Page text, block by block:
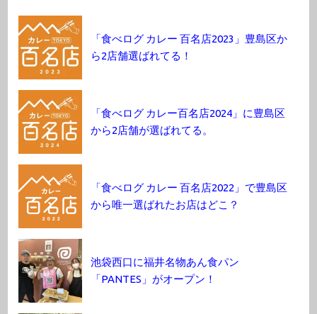
「食べログ カレー 百名店2023」豊島区か
ら2店舗選ばれてる！
「食べログ カレー百名店2024」に豊島区
から2店舗が選ばれてる。
「食べログ カレー 百名店2022」で豊島区
から唯一選ばれたお店はどこ？
池袋西口に福井名物あん食パン
「PANTES」がオープン！